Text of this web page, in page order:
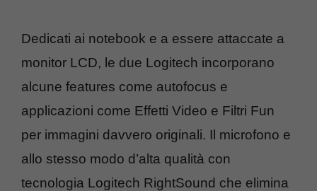
Dedicati ai notebook e a essere attaccate a
monitor LCD, le due Logitech incorporano
alcune features come autofocus e
applicazioni come Effetti Video e Filtri Fun
per immagini davvero originali. Il microfono e
allo stesso modo d’alta qualità con
tecnologia Logitech RightSound che elimina